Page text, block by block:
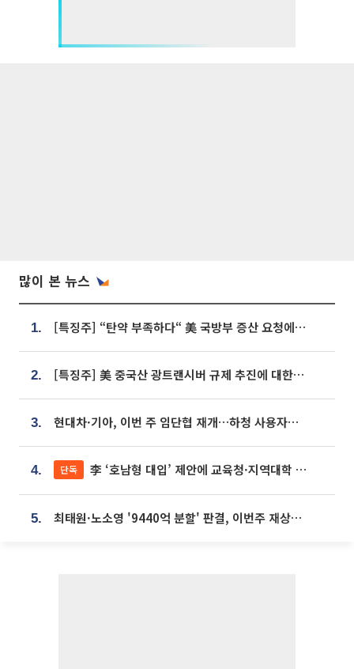
많이 본 뉴스
1. [특징주] “탄약 부족하다“ 美 국방부 증산 요청에⋯국내 방산주 급등세
2. [특징주] 美 중국산 광트랜시버 규제 추진에 대한광통신 등 광통신株 강세
3. 현대차·기아, 이번 주 임단협 재개…하청 사용자성 재심도 ‘변수’
4. 단독 李 ‘호남형 대입’ 제안에 교육청·지역대학 서·논술형 입시 연계 '착수'
5. 최태원·노소영 '9440억 분할' 판결, 이번주 재상고 여부 주목